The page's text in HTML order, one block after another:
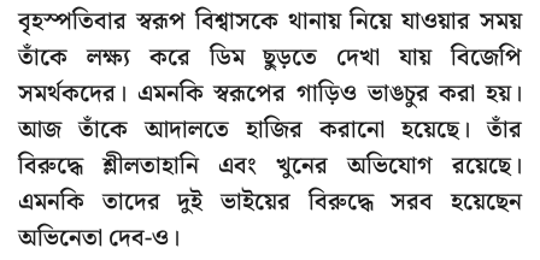
বৃহস্পতিবার স্বরূপ বিশ্বাসকে থানায় নিয়ে যাওয়ার সময়
তাঁকে লক্ষ্য করে ডিম ছুড়তে দেখা যায় বিজেপি
সমর্থকদের। এমনকি স্বরূপের গাড়িও ভাঙচুর করা হয়।
আজ তাঁকে আদালতে হাজির করানো হয়েছে। তাঁর
বিরুদ্ধে শ্লীলতাহানি এবং খুনের অভিযোগ রয়েছে।
এমনকি তাদের দুই ভাইয়ের বিরুদ্ধে সরব হয়েছেন
অভিনেতা দেব-ও।